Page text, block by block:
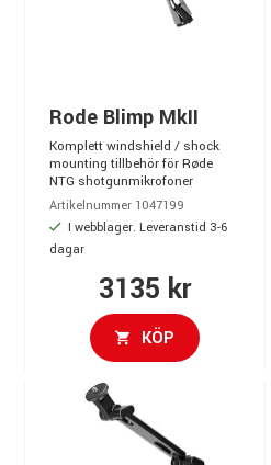
Rode Blimp MkII
Komplett windshield / shock
mounting tillbehör för Røde
NTG shotgunmikrofoner
Artikelnummer 1047199
I webblager. Leveranstid 3-6
dagar
3135 kr
KÖP